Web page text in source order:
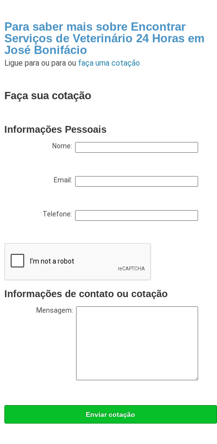
Para saber mais sobre Encontrar
Serviços de Veterinário 24 Horas em
José Bonifácio
Ligue para ou para ou faça uma cotação
Faça sua cotação
Informações Pessoais
Nome:
Email:
Telefone:
Informações de contato ou cotação
Mensagem:
Enviar cotação